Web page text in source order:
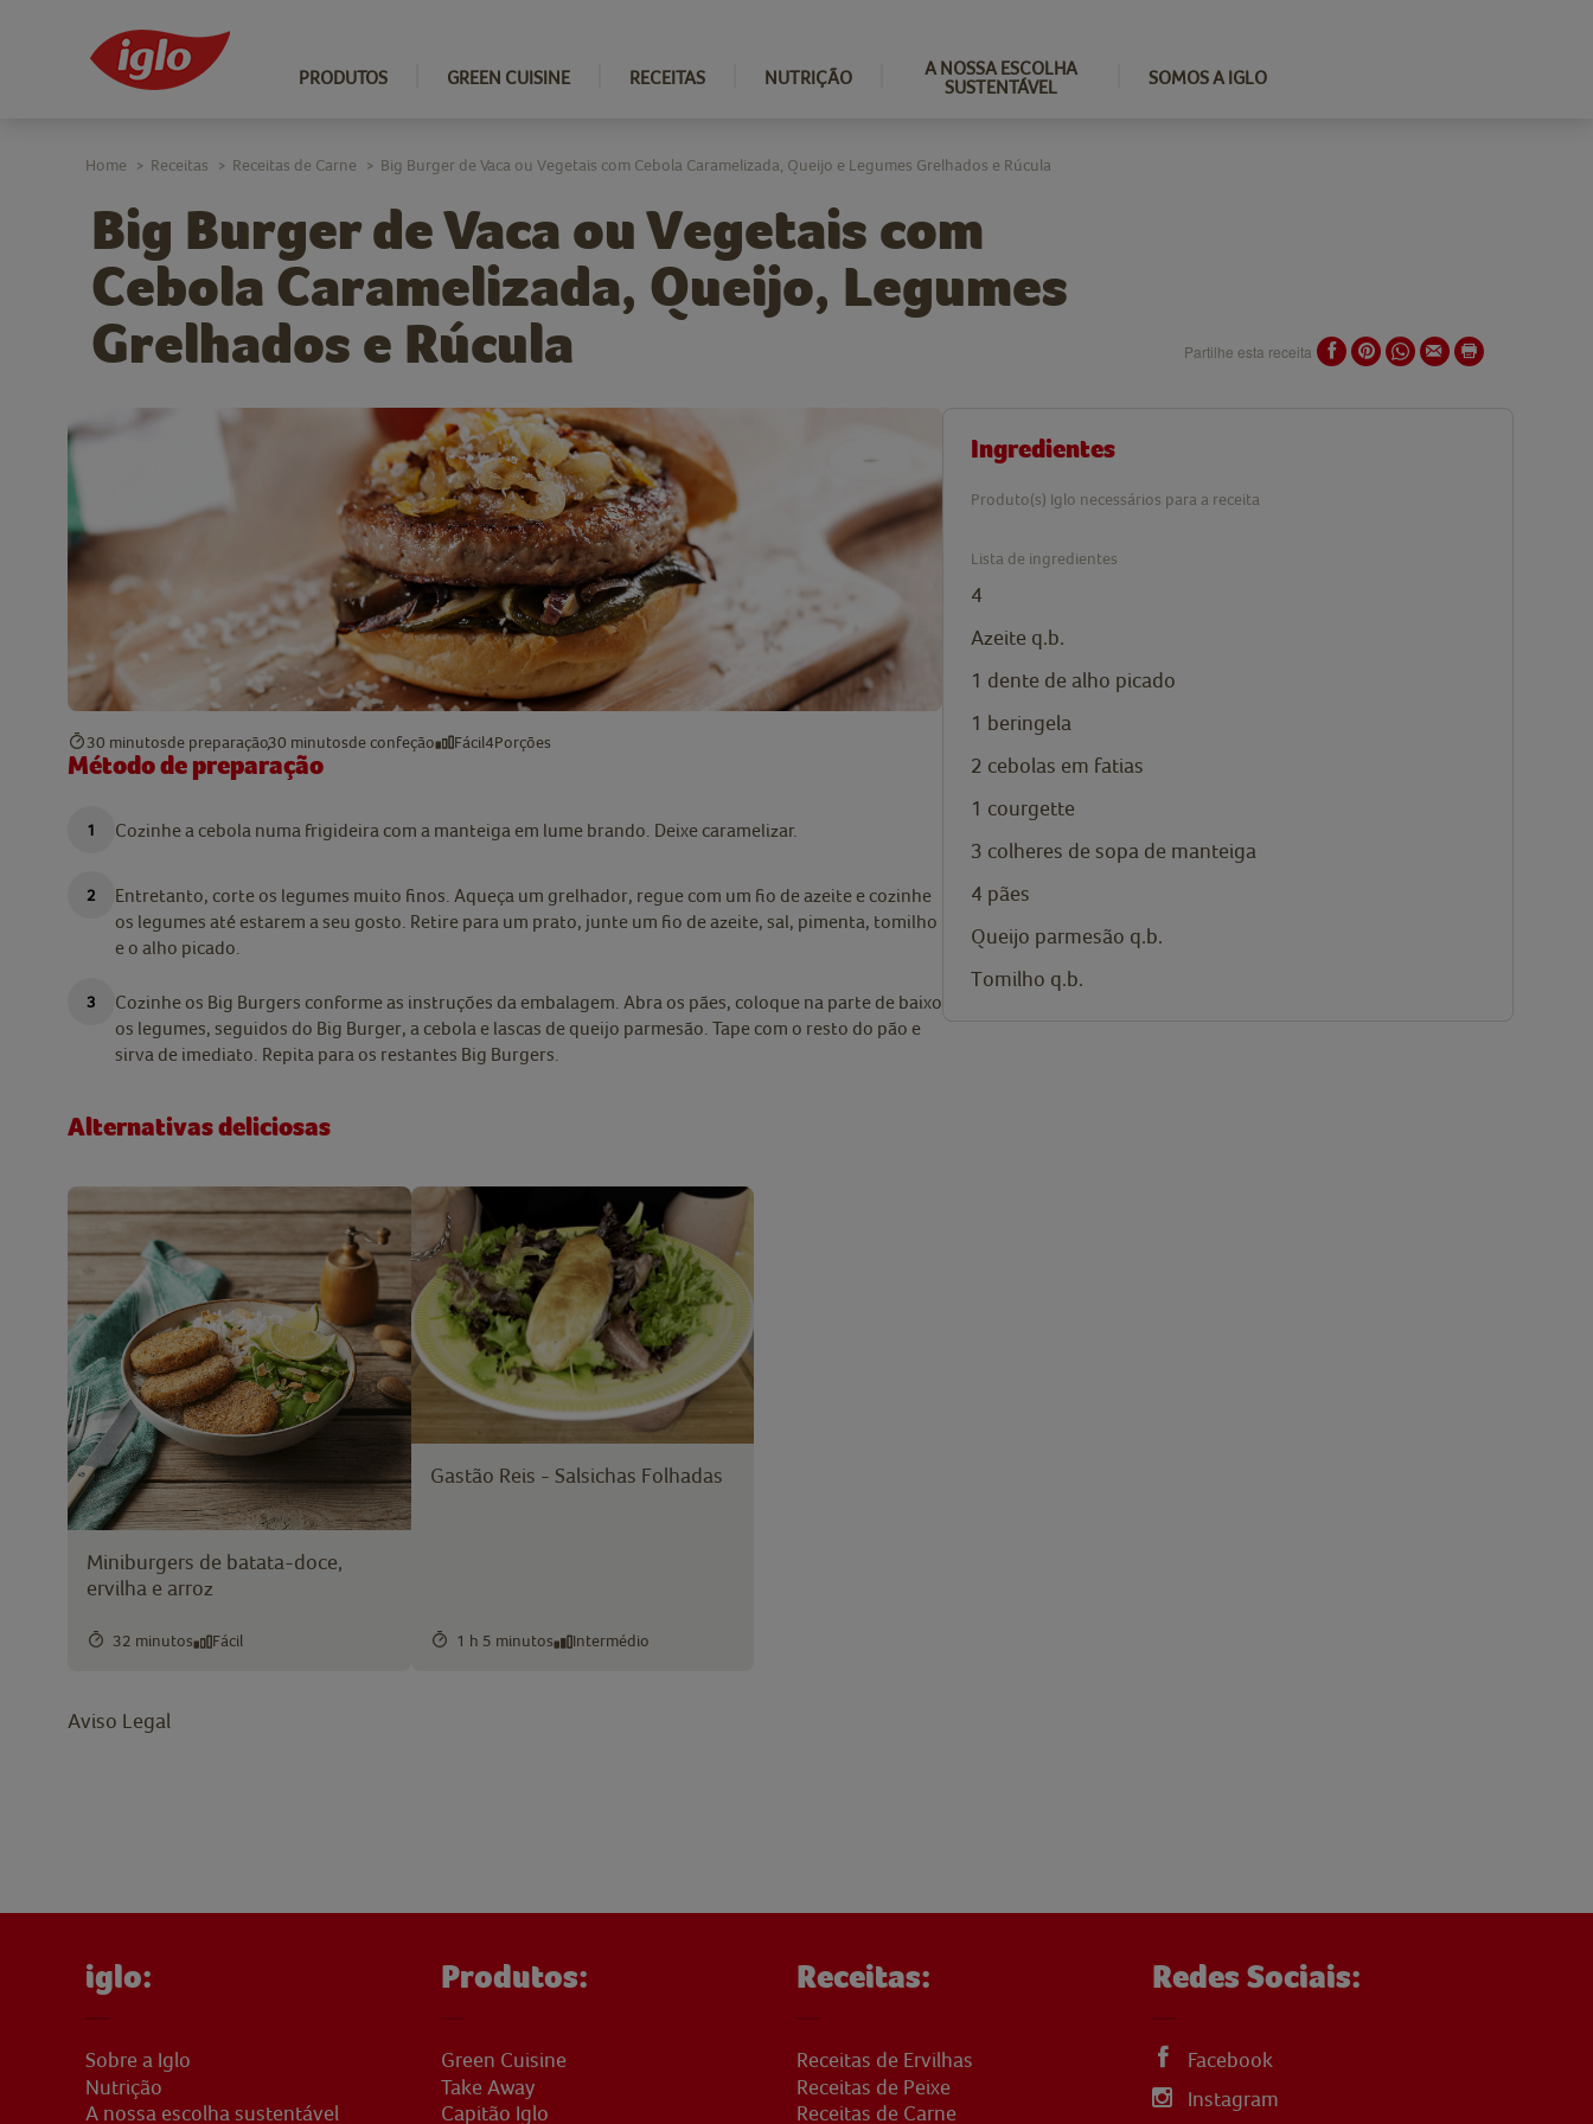
PRODUTOS GREEN CUISINE RECEITAS NUTRIÇÃO
A NOSSA ESCOLHA
SUSTENTÁVEL
SOMOS A IGLO
Big Burger de Vaca ou Vegetais com
Cebola Caramelizada, Queijo, Legumes
Grelhados e Rúcula
Partilhe esta receita
Home > Receitas > Receitas de Carne > Big Burger de Vaca ou Vegetais com Cebola Caramelizada, Queijo e Legumes Grelhados e Rúcula
30 minutosde preparação30 minutosde confeção Fácil4Porções
Método de preparação
Cozinhe a cebola numa frigideira com a manteiga em lume brando. Deixe caramelizar.
Entretanto, corte os legumes muito finos. Aqueça um grelhador, regue com um fio de azeite e cozinhe
os legumes até estarem a seu gosto. Retire para um prato, junte um fio de azeite, sal, pimenta, tomilho
e o alho picado.
Cozinhe os Big Burgers conforme as instruções da embalagem. Abra os pães, coloque na parte de baixo
os legumes, seguidos do Big Burger, a cebola e lascas de queijo parmesão. Tape com o resto do pão e
sirva de imediato. Repita para os restantes Big Burgers.
Ingredientes
Produto(s) Iglo necessários para a receita
Lista de ingredientes
4
Azeite q.b.
1 dente de alho picado
1 beringela
2 cebolas em fatias
1 courgette
3 colheres de sopa de manteiga
4 pães
Queijo parmesão q.b.
Tomilho q.b.
Alternativas deliciosas
Miniburgers de batata-doce,
ervilha e arroz
32 minutos Fácil
Gastão Reis - Salsichas Folhadas
1 h 5 minutos Intermédio
Aviso Legal
iglo:
Sobre a Iglo
Nutrição
A nossa escolha sustentável
Produtos:
Green Cuisine
Take Away
Capitão Iglo
Receitas:
Receitas de Ervilhas
Receitas de Peixe
Receitas de Carne
Redes Sociais:
Facebook
Instagram